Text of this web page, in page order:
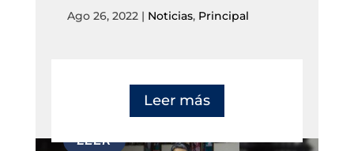
Ago 26, 2022| Noticias, Principal
Leer más